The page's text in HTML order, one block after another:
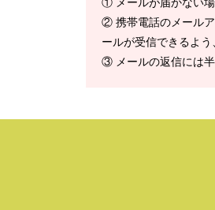
② 携帯電話のメール
ールが受信できるよう
③ メールの返信には半